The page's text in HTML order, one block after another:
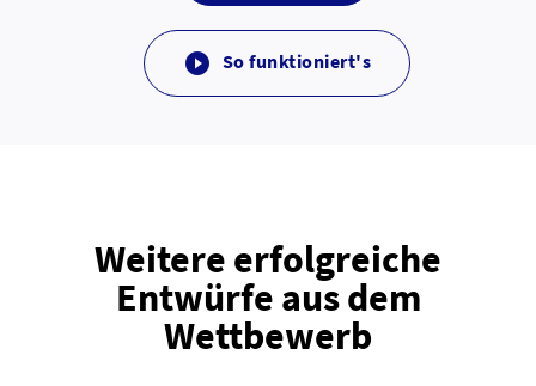
 So funktioniert's
Weitere erfolgreiche
Entwürfe aus dem
Wettbewerb